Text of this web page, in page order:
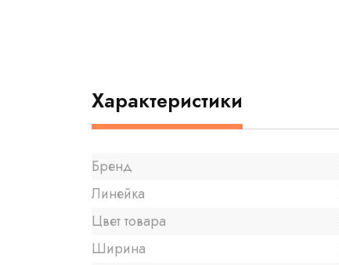
Характеристики
Бренд
Линейка
Цвет товара
Ширина